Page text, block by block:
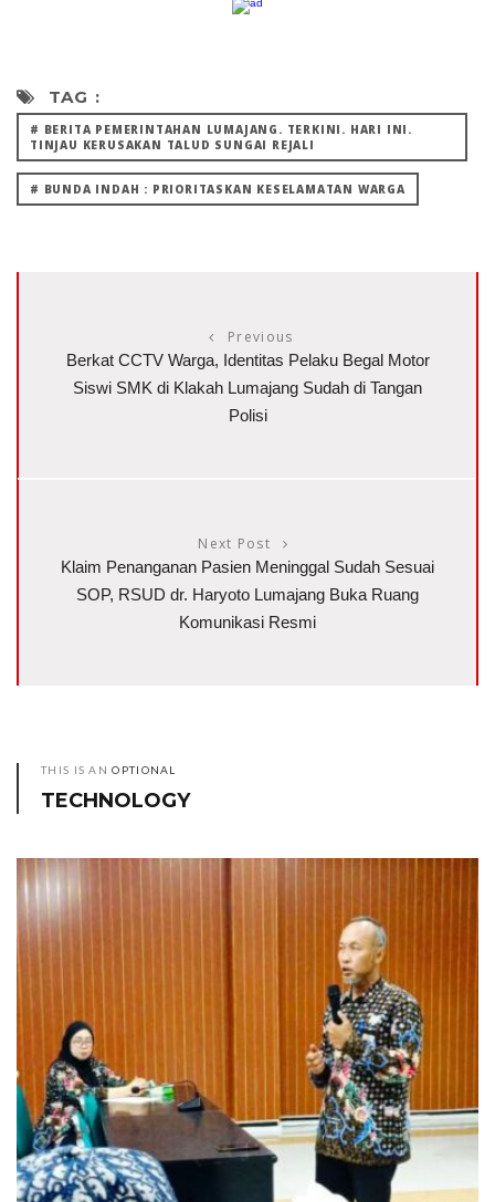
TAG :
# BERITA PEMERINTAHAN LUMAJANG. TERKINI. HARI INI.
TINJAU KERUSAKAN TALUD SUNGAI REJALI
# BUNDA INDAH : PRIORITASKAN KESELAMATAN WARGA
Previous
Berkat CCTV Warga, Identitas Pelaku Begal Motor
Siswi SMK di Klakah Lumajang Sudah di Tangan
Polisi
Next Post
Klaim Penanganan Pasien Meninggal Sudah Sesuai
SOP, RSUD dr. Haryoto Lumajang Buka Ruang
Komunikasi Resmi
THIS IS ANOPTIONAL
TECHNOLOGY